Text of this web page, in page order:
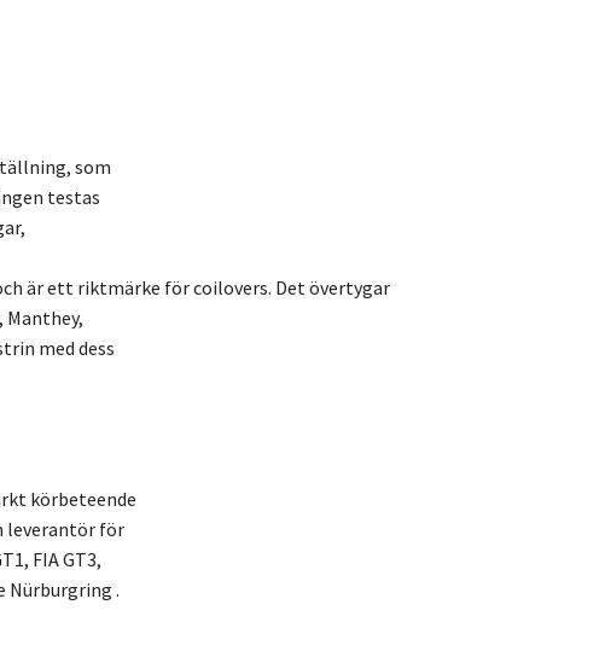
som
testas
är ett riktmärke för coilovers. Det övertygar
med dess
körbeteende
leverantör för
FIA GT3,
Nürburgring .